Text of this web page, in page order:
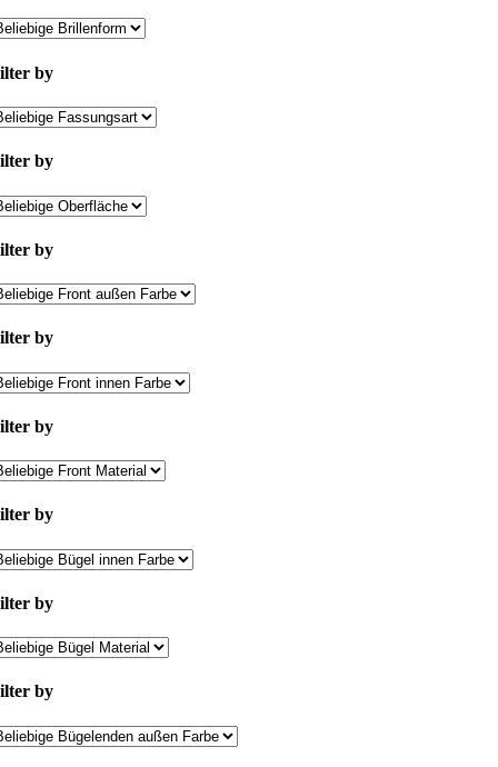
by
by
by
by
by
by
by
by